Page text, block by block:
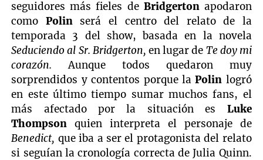
seguidores más fieles de Bridgerton apodaron
como Polinserá el centro del relato de la
temporada 3 del show, basada en la novela
Seduciendo al Sr. Bridgerton, en lugar de Te doy mi
corazón.Aunque todos quedaron muy
sorprendidos y contentos porque laPolin logró
en este último tiempo sumar muchos fans, el
más afectado por la situación es Luke
Thompson quien interpreta el personaje de
Benedict, que iba a ser el protagonista del relato
si seguían la cronología correcta de Julia Quinn.